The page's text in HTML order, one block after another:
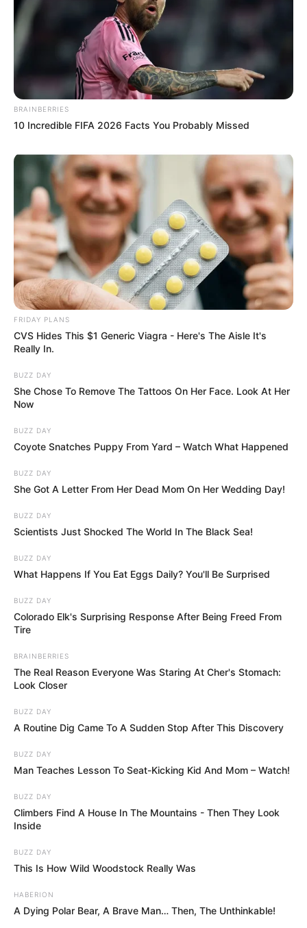
BRAINBERRIES
10 Incredible FIFA 2026 Facts You Probably Missed
FRIDAY PLANS
CVS Hides This $1 Generic Viagra - Here's The Aisle It's
Really In.
BUZZ DAY
She Chose To Remove The Tattoos On Her Face. Look At Her
Now
BUZZ DAY
Coyote Snatches Puppy From Yard – Watch What Happened
BUZZ DAY
She Got A Letter From Her Dead Mom On Her Wedding Day!
BUZZ DAY
Scientists Just Shocked The World In The Black Sea!
BUZZ DAY
What Happens If You Eat Eggs Daily? You'll Be Surprised
BUZZ DAY
Colorado Elk's Surprising Response After Being Freed From
Tire
BRAINBERRIES
The Real Reason Everyone Was Staring At Cher's Stomach:
Look Closer
BUZZ DAY
A Routine Dig Came To A Sudden Stop After This Discovery
BUZZ DAY
Man Teaches Lesson To Seat-Kicking Kid And Mom – Watch!
BUZZ DAY
Climbers Find A House In The Mountains - Then They Look
Inside
BUZZ DAY
This Is How Wild Woodstock Really Was
HABERION
A Dying Polar Bear, A Brave Man… Then, The Unthinkable!